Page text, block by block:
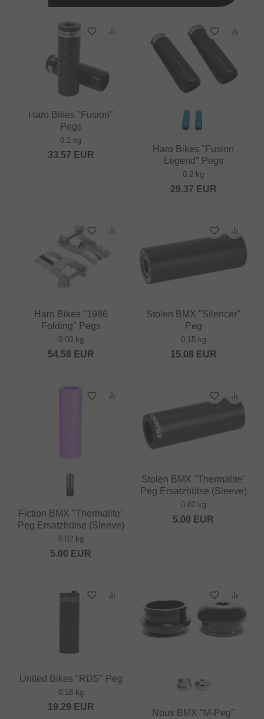
Haro Bikes "Fusion"
Pegs
0.2 kg
33.57 EUR
Haro Bikes "Fusion
Legend" Pegs
0.2 kg
29.37 EUR
Haro Bikes "1986
Folding" Pegs
0.09 kg
54.58 EUR
Stolen BMX "Silencer"
Peg
0.15 kg
15.08 EUR
Fiction BMX "Thermalite"
Peg Ersatzhülse (Sleeve)
0.02 kg
5.00 EUR
Stolen BMX "Thermalite"
Peg Ersatzhülse (Sleeve)
0.02 kg
5.00 EUR
United Bikes "RDS" Peg
0.18 kg
19.29 EUR
Nous BMX "M-Peg"